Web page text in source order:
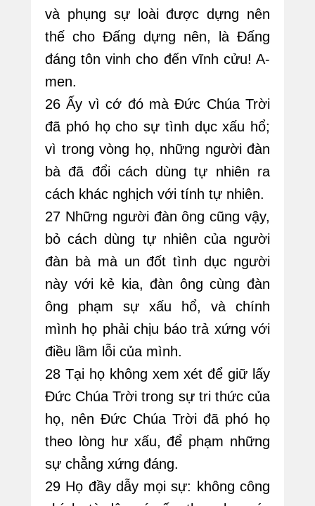
và phụng sự loài được dựng nên
thế cho Đấng dựng nên, là Đấng
đáng tôn vinh cho đến vĩnh cửu! A-
men.
26 Ấy vì cớ đó mà Đức Chúa Trời
đã phó họ cho sự tình dục xấu hổ;
vì trong vòng họ, những người đàn
bà đã đổi cách dùng tự nhiên ra
cách khác nghịch với tính tự nhiên.
27 Những người đàn ông cũng vậy,
bỏ cách dùng tự nhiên của người
đàn bà mà un đốt tình dục người
này với kẻ kia, đàn ông cùng đàn
ông phạm sự xấu hổ, và chính
mình họ phải chịu báo trả xứng với
điều lầm lỗi của mình.
28 Tại họ không xem xét để giữ lấy
Đức Chúa Trời trong sự tri thức của
họ, nên Đức Chúa Trời đã phó họ
theo lòng hư xấu, để phạm những
sự chẳng xứng đáng.
29 Họ đầy dẫy mọi sự: không công